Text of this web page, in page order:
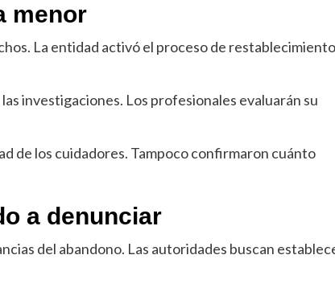
menor
La entidad activó el proceso de
investigaciones. Los profesionales evaluarán su
de los cuidadores. Tampoco confirmaron cuánto
a denunciar
del abandono. Las autoridades buscan